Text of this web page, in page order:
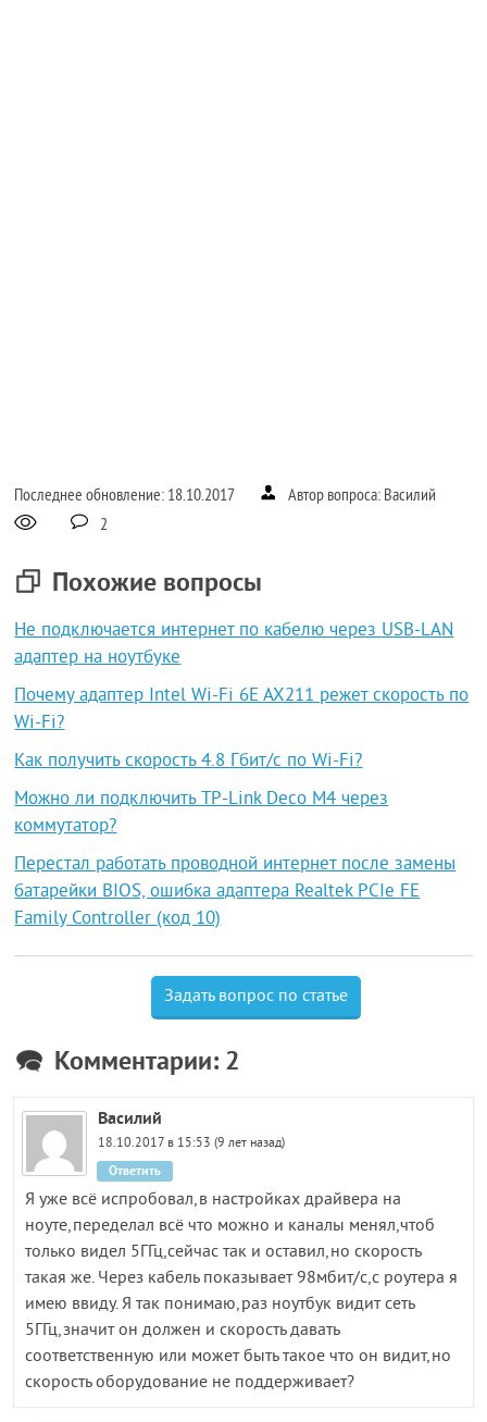
Последнее обновление: 18.10.2017
Автор вопроса: Василий
2
Похожие вопросы
Не подключается интернет по кабелю через USB-LAN
адаптер на ноутбуке
Почему адаптер Intel Wi-Fi 6E AX211 режет скорость по
Wi-Fi?
Как получить скорость 4.8 Гбит/с по Wi-Fi?
Можно ли подключить TP-Link Deco M4 через
коммутатор?
Перестал работать проводной интернет после замены
батарейки BIOS, ошибка адаптера Realtek PCIe FE
Family Controller (код 10)
Задать вопрос по статье
Комментарии: 2
Василий
18.10.2017 в 15:53 (9 лет назад)
Я уже всё испробовал,в настройках драйвера на
ноуте,переделал всё что можно и каналы менял,чтоб
только видел 5ГГц,сейчас так и оставил,но скорость
такая же. Через кабель показывает 98мбит/с,с роутера я
имею ввиду. Я так понимаю,раз ноутбук видит сеть
5ГГц,значит он должен и скорость давать
соответственную или может быть такое что он видит,но
скорость оборудование не поддерживает?
Ответить